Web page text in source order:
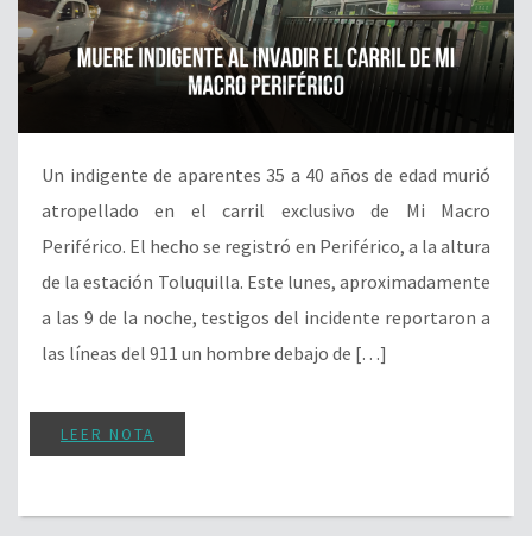
Un indigente de aparentes 35 a 40 años de edad murió
atropellado en el carril exclusivo de Mi Macro
Periférico. El hecho se registró en Periférico, a la altura
de la estación Toluquilla. Este lunes, aproximadamente
a las 9 de la noche, testigos del incidente reportaron a
las líneas del 911 un hombre debajo de […]
LEER NOTA